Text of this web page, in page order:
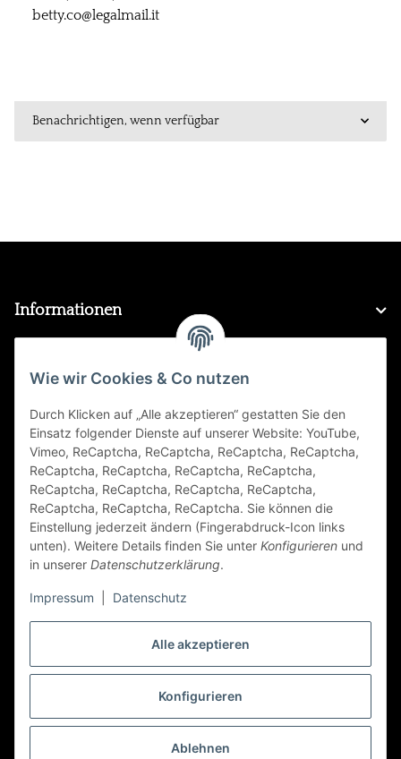
Alle akzeptieren
Konfigurieren
Ablehnen
Wie wir Cookies & Co nutzen
Durch Klicken auf „Alle akzeptieren“ gestatten Sie den
Einsatz folgender Dienste auf unserer Website: YouTube,
Vimeo, ReCaptcha, ReCaptcha, ReCaptcha, ReCaptcha,
ReCaptcha, ReCaptcha, ReCaptcha, ReCaptcha,
ReCaptcha, ReCaptcha, ReCaptcha, ReCaptcha,
ReCaptcha, ReCaptcha, ReCaptcha. Sie können die
Einstellung jederzeit ändern (Fingerabdruck-Icon links
unten). Weitere Details finden Sie unter Konfigurieren und
in unserer Datenschutzerklärung.
Impressum Datenschutz
betty.co@legalmail.it
Benachrichtigen, wenn verfügbar
Informationen
FAQ
Zahlungsarten
Folge Uns
* Alle Preise inkl. gesetzlicher USt., zzgl.